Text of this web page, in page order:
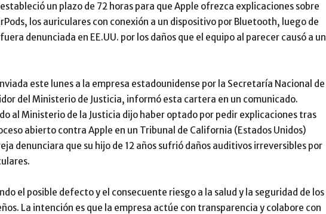
un plazo de 72 horas para que Apple ofrezca explicaciones sobre
los auriculares con conexión a un dispositivo por Bluetooth, luego de
denunciada en EE.UU. por los daños que el equipo al parecer causó a un
este lunes a la empresa estadounidense por la Secretaría Nacional de
del Ministerio de Justicia, informó esta cartera en un comunicado.
al Ministerio de la Justicia dijo haber optado por pedir explicaciones tras
abierto contra Apple en un Tribunal de California (Estados Unidos)
denunciara que su hijo de 12 años sufrió daños auditivos irreversibles por
el posible defecto y el consecuente riesgo a la salud y la seguridad de los
La intención es que la empresa actúe con transparencia y colabore con